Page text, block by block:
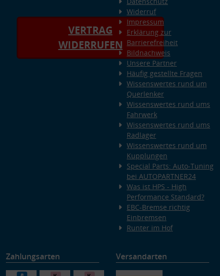
VERTRAG
WIDERRUFEN
Widerruf
Impressum
Erklärung zur
Barrierefreiheit
Bildnachweis
Unsere Partner
Häufig gestellte Fragen
Wissenswertes rund um
Querlenker
Wissenswertes rund ums
Fahrwerk
Wissenswertes rund ums
Radlager
Wissenswertes rund um
Kupplungen
Special Parts: Auto-Tuning
bei AUTOPARTNER24
Was ist HPS - High
Performance Standard?
EBC-Bremse richtig
Einbremsen
Runter im Hof
Zahlungsarten Versandarten